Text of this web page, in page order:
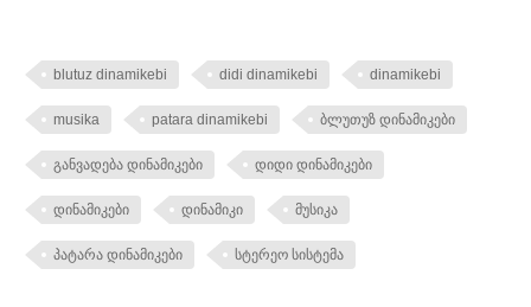
blutuz dinamikebi didi dinamikebi dinamikebi
musika patara dinamikebi ბლუთუზ დინამიკები
განვადება დინამიკები დიდი დინამიკები
დინამიკები დინამიკი მუსიკა
პატარა დინამიკები სტერეო სისტემა